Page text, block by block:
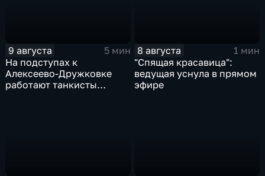
9 августа
5 мин
На подступах к
Алексеево-Дружковке
работают танкисты
8 августа
1 мин
"Спящая красавица":
ведущая уснула в прямом
эфире